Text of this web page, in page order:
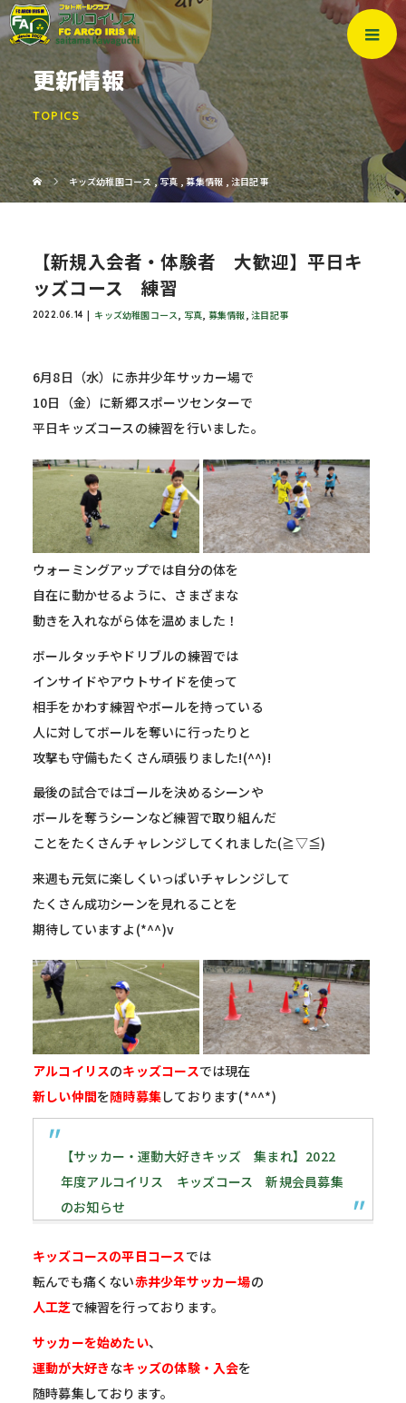
更新情報
TOPICS
キッズ幼稚園コース ,写真 ,募集情報 , 注目記事
【新規入会者・体験者 大歓迎】平日キ
ッズコース 練習
2022.06.14 キッズ幼稚園コース, 写真, 募集情報,注目記事
6月8日（水）に赤井少年サッカー場で
10日（金）に新郷スポーツセンターで
平日キッズコースの練習を行いました。
ウォーミングアップでは自分の体を
自在に動かせるように、さまざまな
動きを入れながら体を温めました！
ボールタッチやドリブルの練習では
インサイドやアウトサイドを使って
相手をかわす練習やボールを持っている
人に対してボールを奪いに行ったりと
攻撃も守備もたくさん頑張りました!(^^)!
最後の試合ではゴールを決めるシーンや
ボールを奪うシーンなど練習で取り組んだ
ことをたくさんチャレンジしてくれました(≧▽≦)
来週も元気に楽しくいっぱいチャレンジして
たくさん成功シーンを見れることを
期待していますよ(*^^)v
アルコイリスのキッズコースでは現在
新しい仲間を随時募集しております(*^^*)
【サッカー・運動大好きキッズ 集まれ】2022
年度アルコイリス キッズコース 新規会員募集
のお知らせ
キッズコースの平日コースでは
転んでも痛くない赤井少年サッカー場の
人工芝で練習を行っております。
サッカーを始めたい、
運動が大好きなキッズの体験・ 入会を
随時募集しております。